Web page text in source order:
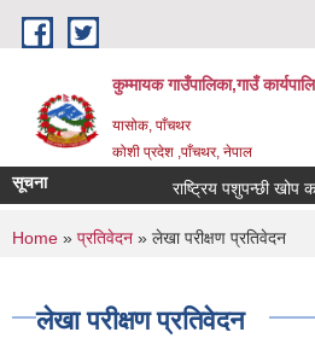
Skip to main content
कुम्मायक गाउँपालिका,गाउँ
यासोक, पाँचथर
कोशी प्रदेश ,पाँचथर, नेपाल
सूचना राष्ट्रिय पशुपन्छी खोप
You are here
Home » प्रतिवेदन » लेखा परीक्षण प्रतिवेदन
लेखा परीक्षण प्रतिवेदन